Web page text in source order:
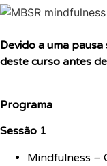
Devido a uma
deste curso antes
Programa
Sessão 1
Mindfulness –